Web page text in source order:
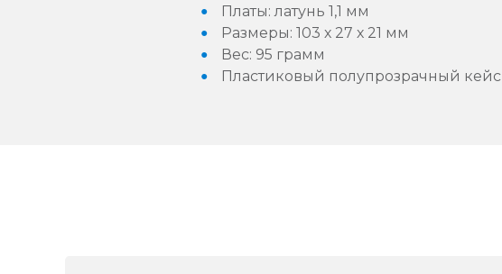
Платы: латунь 1,1 мм
Размеры: 103 х 27 х 21 мм
Вес: 95 грамм
Пластиковый полупрозрачный кейс